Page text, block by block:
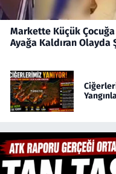
Markette Küçük
Ayağa Kaldıran Olayda